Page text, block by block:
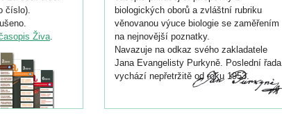
číslo).
Živa.
biologických oborů a zvláštní rubriku
věnovanou výuce biologie se zaměřením
na nejnovější poznatky.
Navazuje na odkaz svého zakladatele
Jana Evangelisty Purkyně. Poslední řada
vychází nepřetržitě od roku 1953.